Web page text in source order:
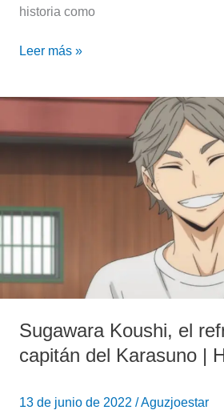
historia como
Leer más »
Sugawara Koushi, el
capitán del Karasuno |
13 de junio de 2022 /Aguzjoestar
Sugawara
el
capitán
Karasuno
Haikyuu